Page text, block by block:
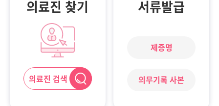
의료진 찾기
의료진 검색
서류발급
제증명
의무기록 사본